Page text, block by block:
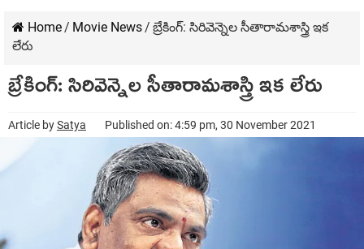
Home/ Movie News/ బ్రేకింగ్: సిరివెన్నెల సీతారామశాస్త్రి ఇక
లేరు
బ్రేకింగ్: సిరివెన్నెల సీతారామశాస్త్రి ఇక లేరు
Article bySatya Published on: 4:59 pm, 30 November 2021